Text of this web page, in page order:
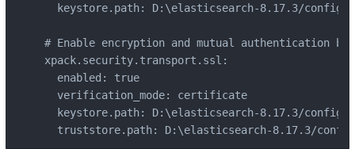
keystore.path: D:\elasticsearch-8.17.3/config/
# Enable encryption and mutual authentication
xpack.security.transport.ssl:
  enabled: true
  verification_mode: certificate
keystore.path: D:\elasticsearch-8.17.3/config/
truststore.path: D:\elasticsearch-8.17.3/